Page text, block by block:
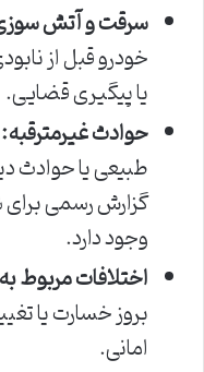
سرقت و آتش
خودرو قبل از
یا پیگیری قضایی.
حوادث غیرمترقبه:
طبیعی یا حوادث
گزارش رسمی برای
وجود دارد.
اختلافات مربوط
بروز خسارت یا
امانی.